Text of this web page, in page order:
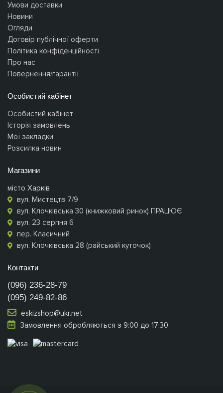
Умови доставки
Новини
Огляди
Договір публічної оферти
Політика конфіденційності
Про нас
Повернення/гарантії
Особистий кабінет
Особистий кабінет
Історія замовлень
Мої закладки
Розсилка новин
Магазини
місто Харків
вул. Мистецтв 7/9
вул. Клочківська 30 (книжковий ринок) ПРАЦЮЄ
вул. 23 серпня 6
пер. Класичний
вул. Клочківська 28 (райський куточок)
Контакти
(096) 236-28-79
(095) 249-82-86
eskizshop@ukr.net
Замовлення обробляються з 9:00 до 17:30